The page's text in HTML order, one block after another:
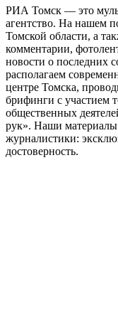
РИА Томск — это
агентство. На нашем
Томской области, а
комментарии,
новости о последних
располагаем
центре Томска,
брифинги с участием
общественных
рук». Наши материалы
журналистики:
достоверность.